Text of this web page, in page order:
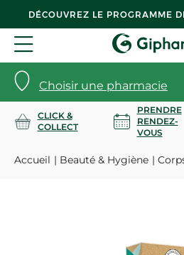
DÉCOUVREZ LE PROGRAMME
Choisir une pharmacie
CLICK &
COLLECT
PRENDRE
RENDEZ-
VOUS
Accueil Beauté & Hygiène